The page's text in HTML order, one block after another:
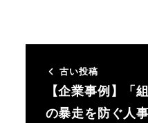
古い投稿
【企業事例】「
の暴走を防ぐ人